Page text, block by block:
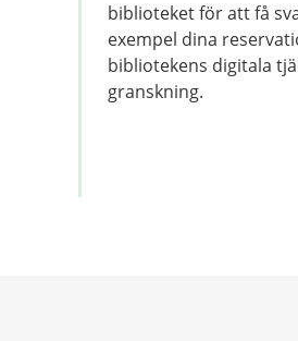
biblioteket för att få
exempel dina
bibliotekens digitala
granskning.